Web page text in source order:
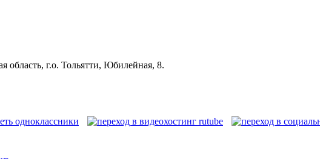
область, г.о. Тольятти, Юбилейная, 8.